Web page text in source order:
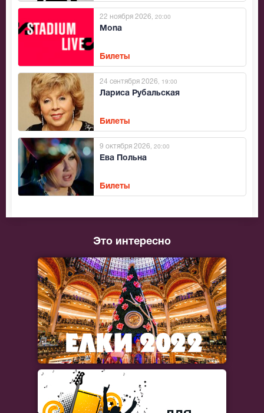
Mona
22 ноября 2026 , 20:00
Билеты
Лариса Рубальская
24 сентября 2026 , 19:00
Билеты
Ева Польна
9 октября 2026 , 20:00
Билеты
Это интересно